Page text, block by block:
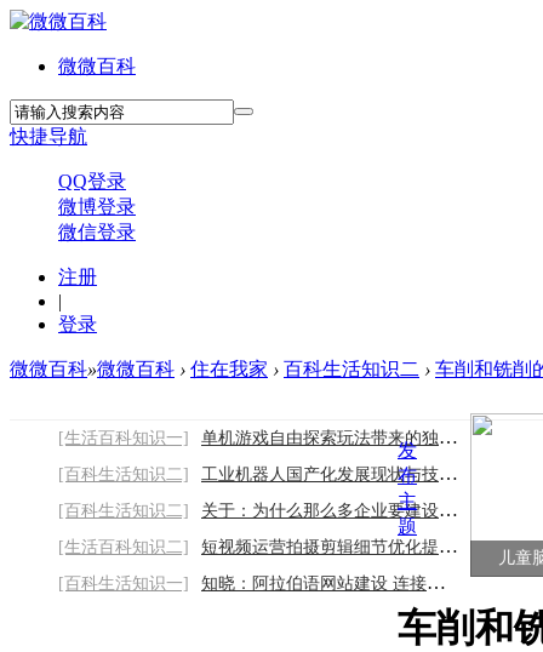
微微百科
快捷导航
QQ登录
微博登录
微信登录
注册
|
登录
微微百科»微微百科 › 住在我家 › 百科生活知识二 › 车削和铣削
[生活百科知识一]
单机游戏自由探索玩法带来的独特游玩乐趣
[百科生活知识二]
工业机器人国产化发展现状与技术突破趋势
[百科生活知识二]
关于：为什么那么多企业要建设网站-
[生活百科知识二]
短视频运营拍摄剪辑细节优化提升作品质感
[百科生活知识一]
知晓：阿拉伯语网站建设 连接文化与商机的
儿童
发
布
主
题
车削和